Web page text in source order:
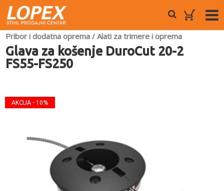
Pribor i dodatna oprema /Alati za trimere i oprema
Glava za košenje DuroCut 20-2
FS55-FS250
AKCIJA - 10%